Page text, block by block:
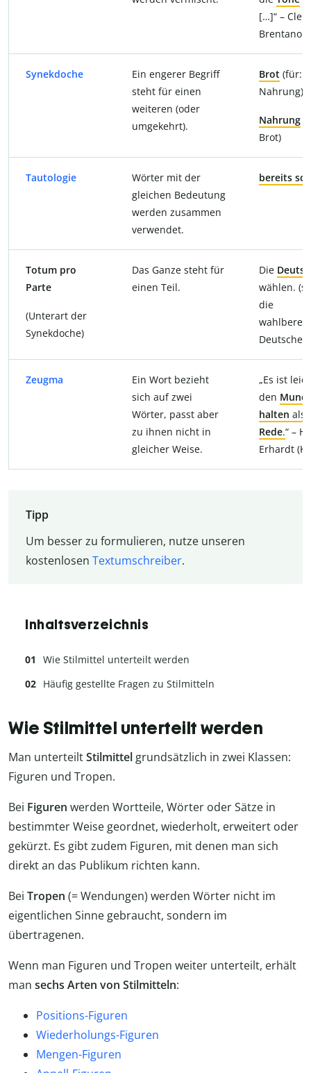
[…]“ –
Brentano
Synekdoche
Ein engerer Begriff
steht für einen
weiteren (oder
umgekehrt).
Brot (für:
Nahrung)
Nahrung
Brot)
Tautologie
Wörter mit der
gleichen Bedeutung
werden zusammen
verwendet.
bereits
Totum pro
Parte
(Unterart der
Synekdoche)
Das Ganze steht für
einen Teil.
Die
wählen.
die
Deutschen)
Zeugma
Ein Wort bezieht
sich auf zwei
Wörter, passt aber
zu ihnen nicht in
gleicher Weise.
„Es ist
den Mund
halten als
Rede.“ –
Erhardt
Tipp
Um besser zu formulieren, nutze unseren
kostenlosen Textumschreiber.
Inhaltsverzeichnis
Wie Stilmittel unterteilt werden
Häufig gestellte Fragen zu Stilmitteln
Wie Stilmittel unterteilt werden
Man unterteiltStilmittel grundsätzlich in zwei Klassen:
Figuren und Tropen.
Bei Figuren werden Wortteile, Wörter oder Sätze in
bestimmter Weise geordnet, wiederholt, erweitert oder
gekürzt. Es gibt zudem Figuren, mit denen man sich
direkt an das Publikum richten kann.
Bei Tropen (= Wendungen) werden Wörter nicht im
eigentlichen Sinne gebraucht, sondern im
übertragenen.
Wenn man Figuren und Tropen weiter unterteilt, erhält
man sechs Arten von Stilmitteln:
Positions-Figuren
Wiederholungs-Figuren
Mengen-Figuren